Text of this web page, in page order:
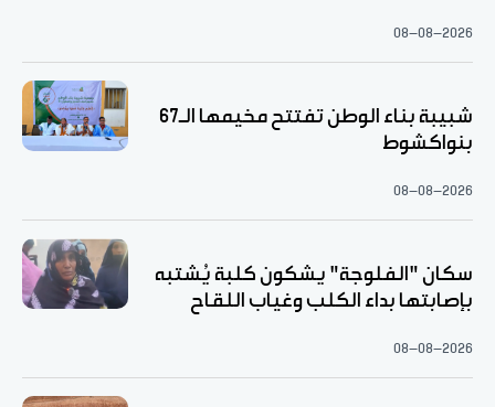
08-08-2026
شبيبة بناء الوطن تفتتح مخيمها الـ67
بنواكشوط
08-08-2026
سكان "الفلوجة" يشكون كلبة يُشتبه
بإصابتها بداء الكلب وغياب اللقاح
08-08-2026